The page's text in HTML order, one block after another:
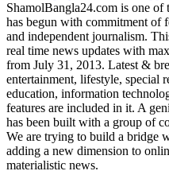
ShamolBangla24.com is one
has begun with commitment of
and independent journalism.
real time news updates with
from July 31, 2013. Latest &
entertainment, lifestyle, special
education, information
features are included in it. A
has been built with a group of
We are trying to build a bridge
adding a new dimension to
materialistic news.